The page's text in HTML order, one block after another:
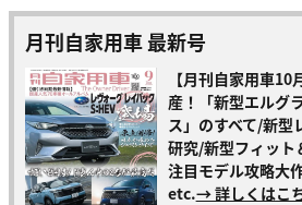
月刊自家用車 最新号
【月刊自家用車
産！「新型エルグ
ス」のすべて/新型
研究/新型フィット
注目モデル攻略大
etc.→ 詳しくはこ